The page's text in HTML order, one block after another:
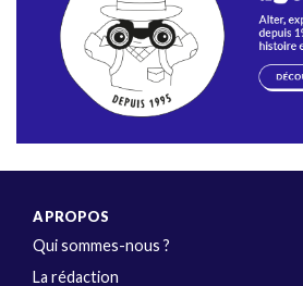
A PROPOS
Qui sommes-nous ?
La rédaction